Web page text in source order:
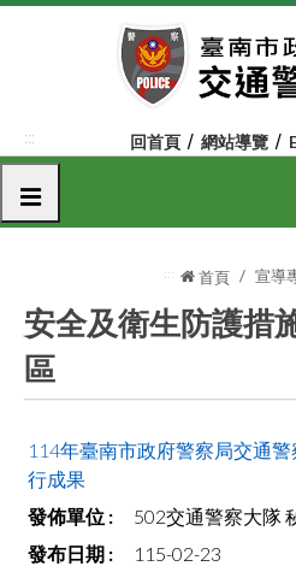
跳
容
塊
::: 回首頁 網站導覽
選單
::: 首頁 宣導
安全及衛生防護措
區
114年臺南市政府警察局交通
行成果
502交通警察大隊
115-02-23